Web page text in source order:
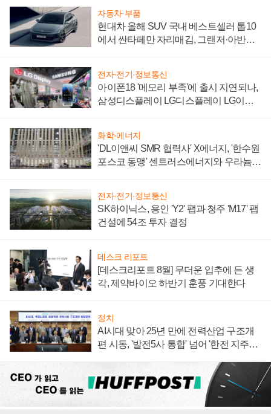
자동차·부품
현대차 올해 SUV 국내 베스트셀러 톱10
에서 싼타페만 자리매김, 그랜저·아반떼
전자·전기·정보통신
아이폰18 '메모리 부족'에 출시 지연되나,
삼성디스플레이 LG디스플레이 LG이노
화학·에너지
'DL이앤씨 SMR 협력사' X에너지, '한수원
포스코 동맹' 센트러스에너지와 우라늄
전자·전기·정보통신
SK하이닉스, 용인 'Y2' 팹과 청주 'M17' 팹
건설에 54조 투자 결정
데스크 리포트
[데스크리포트 8월] 무더운 입추에 든 생
각, 제약바이오 하반기 훈풍 기대한다
정치
AI시대 맞아 25년 만에 전력산업 구조개
편 시동, '발전5사 통합' 넘어 '한전 지주사'